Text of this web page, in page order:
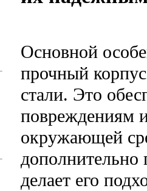
Основной
прочный
стали. Это
повреждениям
окружающей
дополнительно
делает его